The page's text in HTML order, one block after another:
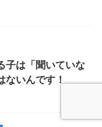
子は「聞いていな
ないんです！